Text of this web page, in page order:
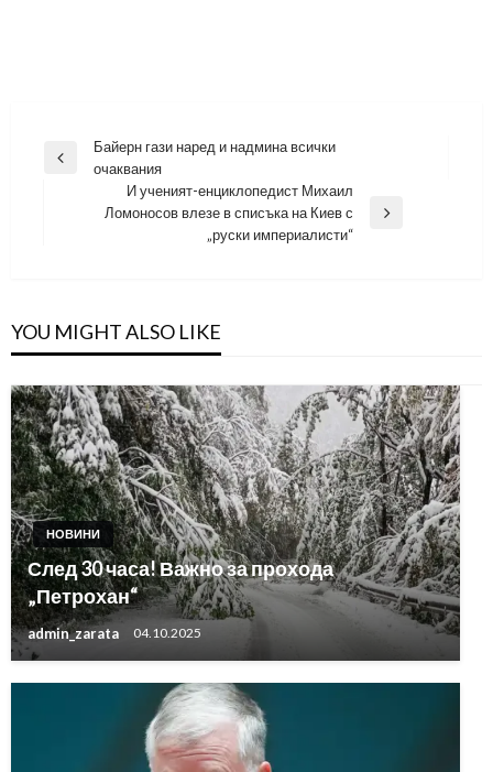
Навигация
Previous
Байерн гази наред и надмина всички
очаквания
И ученият-енциклопедист Михаил
Ломоносов влезе в списъка на Киев с
„руски империалисти“
YOU MIGHT ALSO LIKE
НОВИНИ
След 30 часа! Важно за прохода
„Петрохан“
admin_zarata 04.10.2025